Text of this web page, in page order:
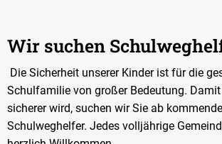
Wir suchen
Die Sicherheit unserer Kinder ist für die
Schulfamilie von großer Bedeutung.
sicherer wird, suchen wir Sie ab
Schulweghelfer. Jedes volljährige